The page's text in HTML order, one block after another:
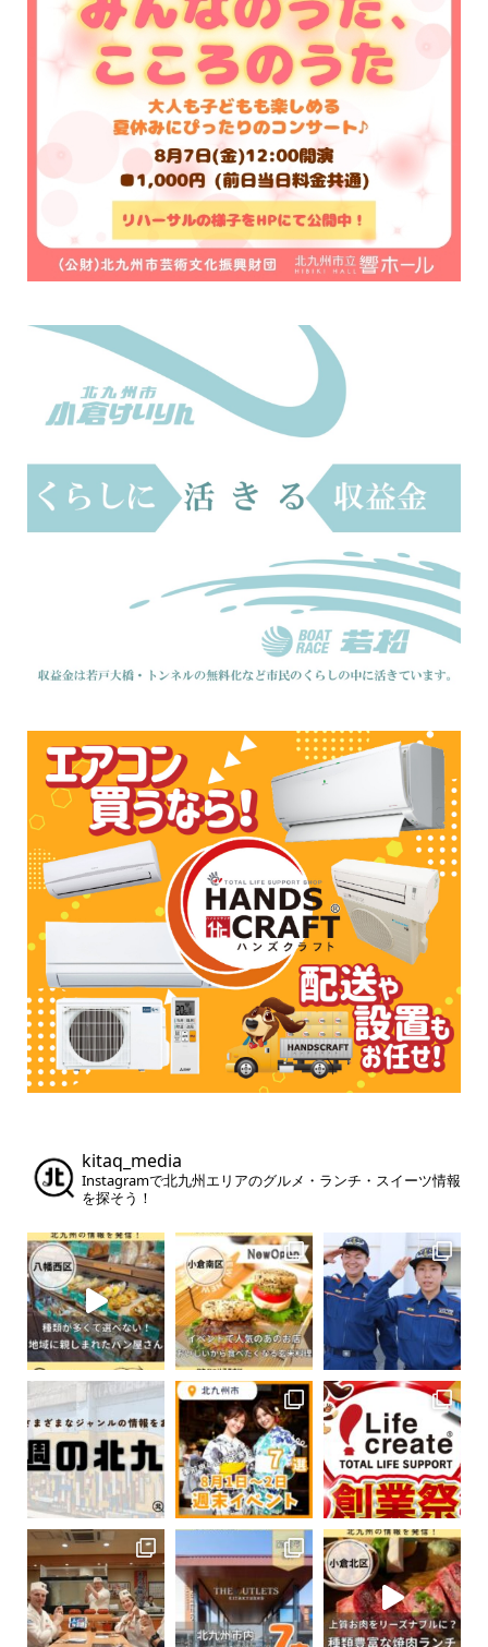
kitaq_media
Instagramで北九州エリアのグルメ・ランチ・スイーツ情報
を探そう！